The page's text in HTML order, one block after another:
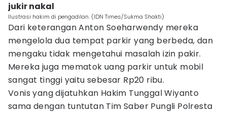
jukir nakal
Ilustrasi hakim di pengadilan. (IDN Times/Sukma Shakti)
Dari keterangan Anton Soeharwendy mereka
mengelola dua tempat parkir yang berbeda, dan
mengaku tidak mengetahui masalah izin pakir.
Mereka juga mematok uang parkir untuk mobil
sangat tinggi yaitu sebesar Rp20 ribu.
Vonis yang dijatuhkan Hakim Tunggal Wiyanto
sama dengan tuntutan Tim Saber Pungli Polresta